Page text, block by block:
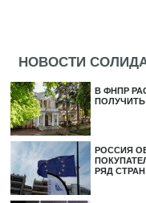
НОВОСТИ
В ФНПР
РОССИЯ
РЯД